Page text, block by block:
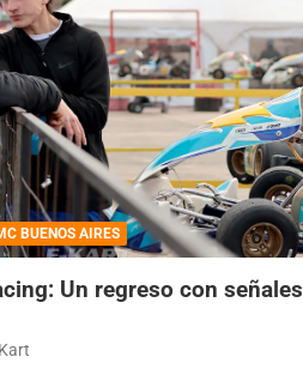
BUENOS AIRES
Un regreso con señales